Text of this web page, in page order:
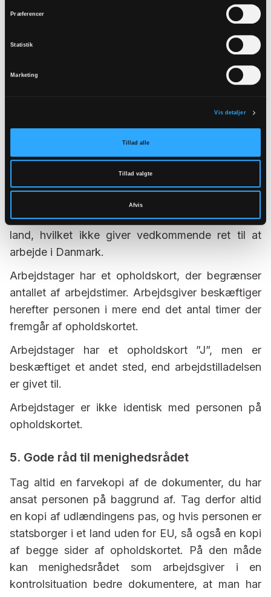
Præferencer
Statistik
Marketing
Vis detaljer
Tillad alle
Tillad valgte
Afvis
4. Ofte sete misforståelser
Arbejdstager har opholdstilladelse til et andet EU-
land, hvilket ikke giver vedkommende ret til at
arbejde i Danmark.
Arbejdstager har et opholdskort, der begrænser
antallet af arbejdstimer. Arbejdsgiver beskæftiger
herefter personen i mere end det antal timer der
fremgår af opholdskortet.
Arbejdstager har et opholdskort ”J”, men er
beskæftiget et andet sted, end arbejdstilladelsen
er givet til.
Arbejdstager er ikke identisk med personen på
opholdskortet.
5. Gode råd til menighedsrådet
Tag altid en farvekopi af de dokumenter, du har
ansat personen på baggrund af. Tag derfor altid
en kopi af udlændingens pas, og hvis personen er
statsborger i et land uden for EU, så også en kopi
af begge sider af opholdskortet. På den måde
kan menighedsrådet som arbejdsgiver i en
kontrolsituation bedre dokumentere, at man har